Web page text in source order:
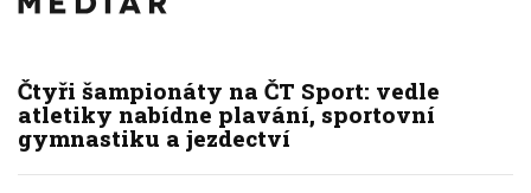
Čtyři šampionáty na ČT Sport: vedle
atletiky nabídne plavání, sportovní
gymnastiku a jezdectví